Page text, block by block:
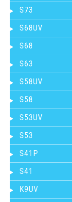
S73
S68UV
S68
S63
S58UV
S58
S53UV
S53
S41P
S41
K9UV